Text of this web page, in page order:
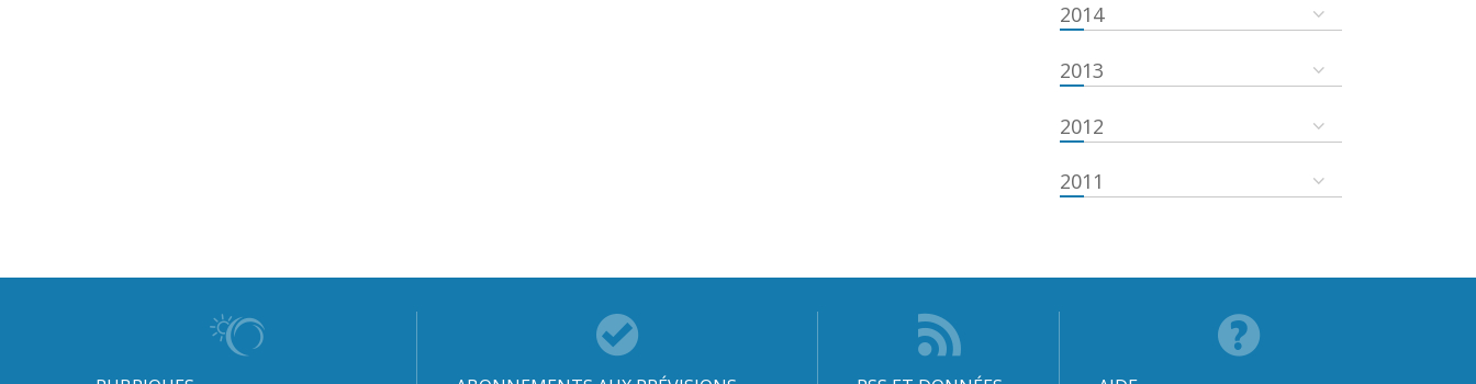
2014
2013
2012
2011